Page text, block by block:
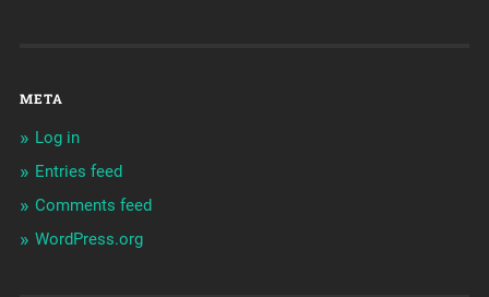
META
Log in
Entries feed
Comments feed
WordPress.org